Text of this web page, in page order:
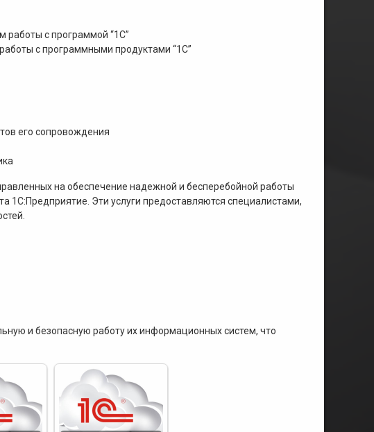
работы с программой “1С”
с программными продуктами “1С”
его сопровождения
на обеспечение надежной и бесперебойной работы
1С:Предприятие. Эти услуги предоставляются специалистами,
и безопасную работу их информационных систем, что